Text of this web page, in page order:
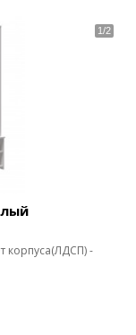
корпуса(ЛДСП) -